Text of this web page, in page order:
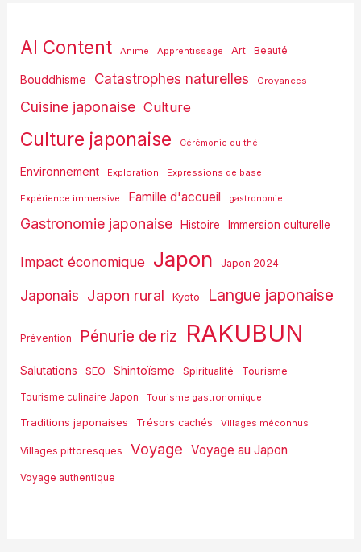
AI Content Anime Apprentissage Art Beauté
Bouddhisme Catastrophes naturelles Croyances
Cuisine japonaise Culture
Culture japonaise Cérémonie du thé
Environnement Exploration Expressions de base
Expérience immersive Famille d'accueil gastronomie
Gastronomie japonaise Histoire Immersion culturelle
Impact économique Japon Japon 2024
Japonais Japon rural Kyoto Langue japonaise
Prévention Pénurie de riz RAKUBUN
Salutations SEO Shintoïsme Spiritualité Tourisme
Tourisme culinaire Japon Tourisme gastronomique
Traditions japonaises Trésors cachés Villages méconnus
Villages pittoresques Voyage Voyage au Japon
Voyage authentique